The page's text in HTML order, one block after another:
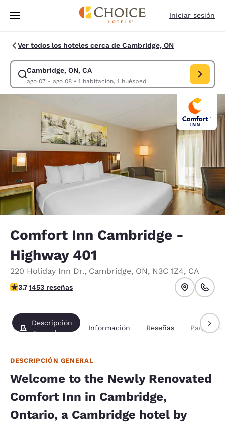
Pasar A Contenido Principal
Iniciar sesión
Ver todos los hoteles cerca de Cambridge, ON
Cambridge, ON, CA
ago 07 - ago 08• 1 habitación, 1 huésped
Modificar la búsqueda de Cambridge, ON, CA. Fecha de check-in ago
Comfort Inn Cambridge -
Highway 401
220 Holiday Inn Dr., Cambridge, ON, N3C 1Z4, CA
calificación de 3.66 estrellas. Bueno.
3.71453 reseñas
Descripción
general
Información Reseñas Paquetes
DESCRIPCIÓN GENERAL
Welcome to the Newly Renovated
Comfort Inn in Cambridge,
Ontario, a Cambridge hotel by